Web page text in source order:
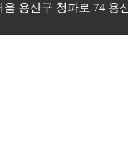
용산구 청파로 74 용